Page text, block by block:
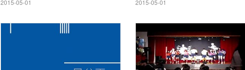
2015-05-01 2015-05-01